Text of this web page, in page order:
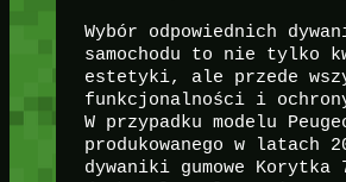
Wybór odpowiednich
samochodu to nie tylko
estetyki, ale przede
funkcjonalności i
W przypadku modelu
produkowanego w latach
dywaniki gumowe